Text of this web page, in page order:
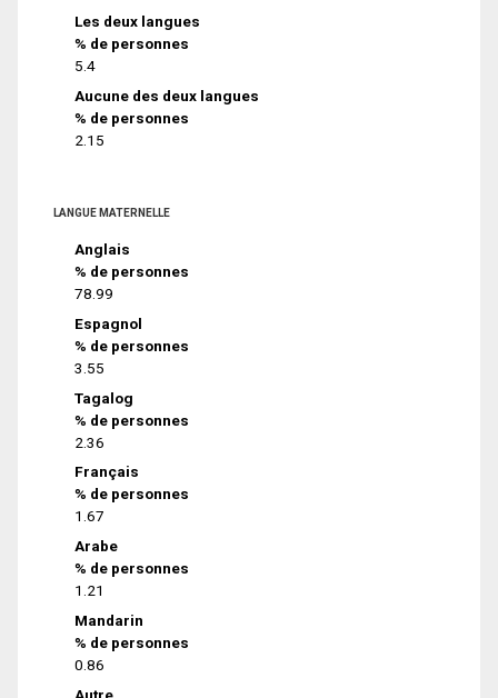
Les deux langues
% de personnes
5.4
Aucune des deux langues
% de personnes
2.15
LANGUE MATERNELLE
Anglais
% de personnes
78.99
Espagnol
% de personnes
3.55
Tagalog
% de personnes
2.36
Français
% de personnes
1.67
Arabe
% de personnes
1.21
Mandarin
% de personnes
0.86
Autre